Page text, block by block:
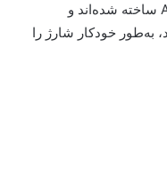
این شارژرها از مواد ضدحریق ABS + PC ساخته شده‌اند و
به‌طور خودکار شارژ را